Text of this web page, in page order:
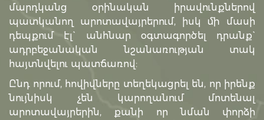
մարդկանց օրինական իրավունքներով
պատկանող արոտավայրերում, իսկ մի մասի
դեպքում էլ` անհնար օգտագործել դրանք`
ադրբեջանական նշանառության տակ
հայտնվելու պատճառով:
Ընդ որում, հովիվները տեղեկացրել են, որ իրենք
նույնիսկ չեն կարողանում մոտենալ
արոտավայրերին, քանի որ նման փորձի